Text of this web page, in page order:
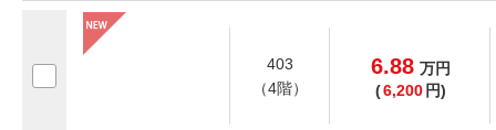
403
（4階）
6.88 万円
(6,200 円)